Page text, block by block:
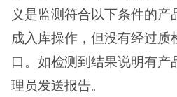
义是监测符合以下条件的
成入库操作，但没有经过质
口。如检测到结果说明有产
理员发送报告。